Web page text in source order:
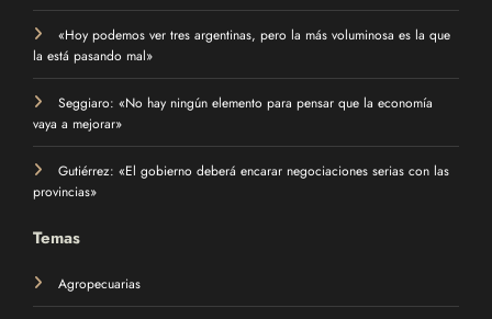
«Hoy podemos ver tres argentinas, pero la más voluminosa es la que
la está pasando mal»
Seggiaro: «No hay ningún elemento para pensar que la economía
vaya a mejorar»
Gutiérrez: «El gobierno deberá encarar negociaciones serias con las
provincias»
Temas
Agropecuarias